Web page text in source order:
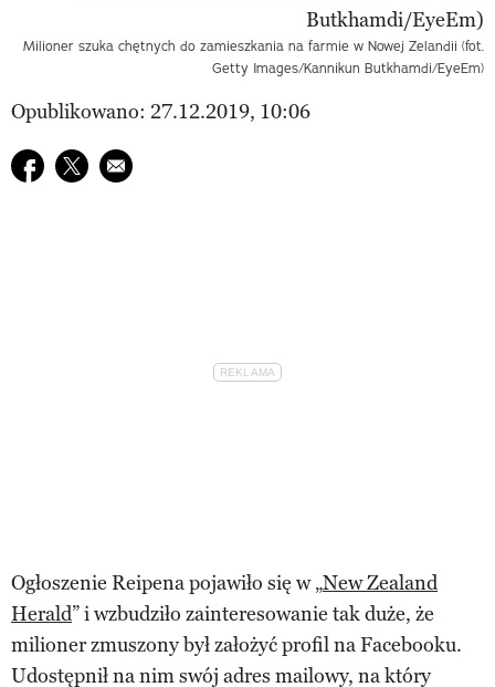
Milioner szuka chętnych do zamieszkania na farmie w Nowej Zelandii (fot.
Getty Images/Kannikun Butkhamdi/EyeEm)
Opublikowano: 27.12.2019, 10:06
Udostępnij na facebook
Udostępnij na twitter
E-mail do przyjaciela
Ogłoszenie Reipena pojawiło się w „New Zealand
Herald” i wzbudziło zainteresowanie tak duże, że
milioner zmuszony był założyć profil na Facebooku.
Udostępnił na nim swój adres mailowy, na który